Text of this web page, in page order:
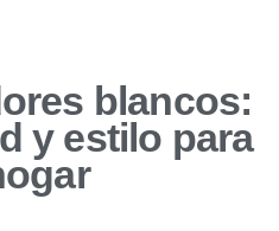
blancos:
y estilo para